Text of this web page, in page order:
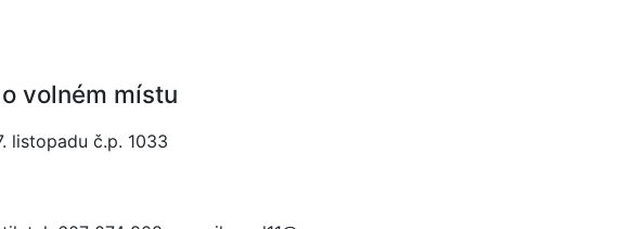
volném místu
listopadu č.p. 1033